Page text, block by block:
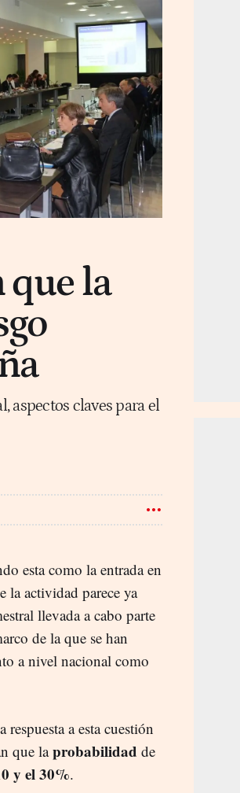
que la
aspectos claves para el
esta como la entrada en
la actividad parece ya
llevada a cabo parte
de la que se han
a nivel nacional como
respuesta a esta cuestión
que laprobabilidad de
y el 30%.